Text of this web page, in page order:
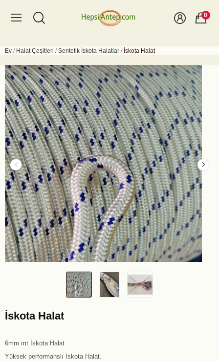
0
Ev Halat Çeşitleri Sentetik İskota Halatlar İskota Halat
İskota Halat
6mm mt İskota Halat
Yüksek performanslı İskota Halat.